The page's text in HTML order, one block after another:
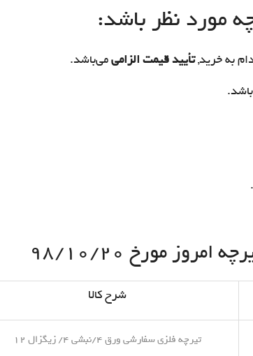
مورد نظر باشد:
به خرید,تأیید قیمت الزامیمی‌باشد.
امروز مورخ ۹۸/۱۰/۲۰
شرح کالا
تیرچه فلزی سفارشی ورق ۴/نبشی ۴/ زیگزال ۱۲